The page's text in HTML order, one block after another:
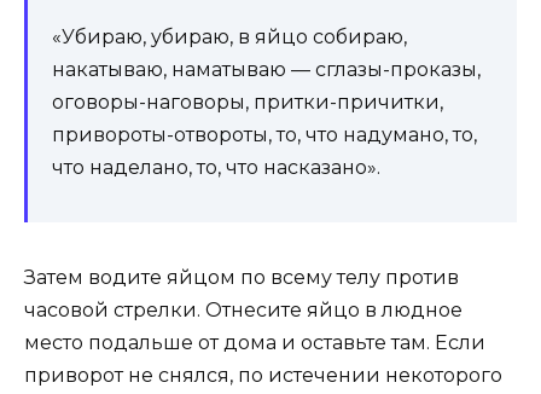
«Убираю, убираю, в яйцо собираю,
накатываю, наматываю — сглазы-проказы,
оговоры-наговоры, притки-причитки,
привороты-отвороты, то, что надумано, то,
что наделано, то, что насказано».
Затем водите яйцом по всему телу против
часовой стрелки. Отнесите яйцо в людное
место подальше от дома и оставьте там. Если
приворот не снялся, по истечении некоторого